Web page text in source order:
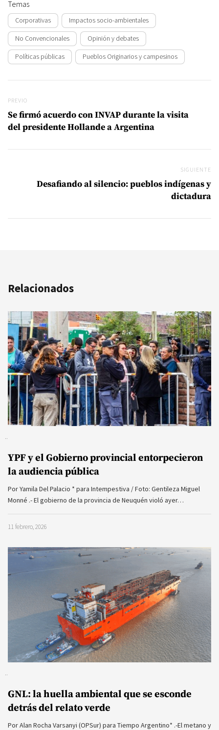
Temas
Corporativas Impactos socio-ambientales
No Convencionales Opinión y debates
Políticas públicas Pueblos Originarios y campesinos
Previo
PREVIO
Se firmó acuerdo con INVAP durante la visita
del presidente Hollande a Argentina
SIGUIENTE
Desafiando al silencio: pueblos indígenas y
dictadura
Relacionados
YPF y el Gobierno provincial entorpecieron
la audiencia pública
Por Yamila Del Palacio * para Intempestiva / Foto: Gentileza Miguel
Monné .- El gobierno de la provincia de Neuquén violó ayer…
11 febrero, 2026
GNL: la huella ambiental que se esconde
detrás del relato verde
Por Alan Rocha Varsanyi (OPSur) para Tiempo Argentino* .-El metano y